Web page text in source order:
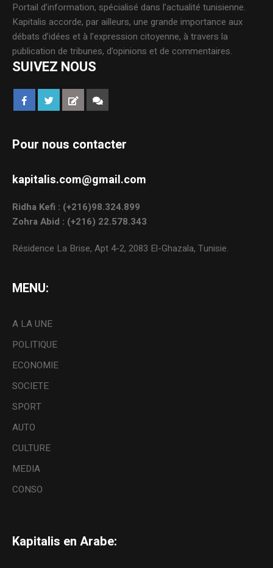
Portail d’information, spécialisé dans l’actualité tunisienne.
Kapitalis accorde, par ailleurs, une grande importance aux
débats d’idées et à l’expression citoyenne, à travers la
publication de tribunes, d’opinions et de commentaires.
SUIVEZ NOUS
Pour nous contacter
kapitalis.com@gmail.com
Ridha Kefi : (+216)98.324.899
Zohra Abid : (+216) 22.578.343
Résidence La Brise, Apt 4-2, 2083 El-Ghazala, Tunisie.
MENU:
A LA UNE
POLITIQUE
ECONOMIE
SOCIETE
SPORT
AUTO
CULTURE
MEDIA
CONSO
Kapitalis en Arabe: